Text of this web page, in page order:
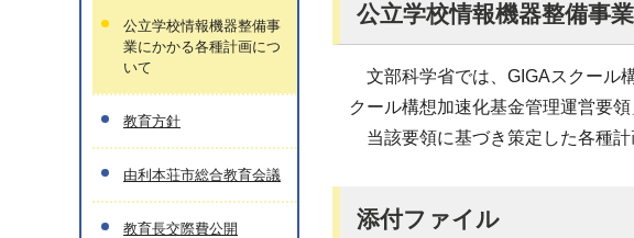
公立学校情報機器整備事
文部科学省では、GIGAスクール
クール構想加速化基金管理運営要
当該要領に基づき策定した各種計
添付ファイル
公立学校情報機器整備事
業にかかる各種計画につ
いて
教育方針
由利本荘市総合教育会議
教育長交際費公開